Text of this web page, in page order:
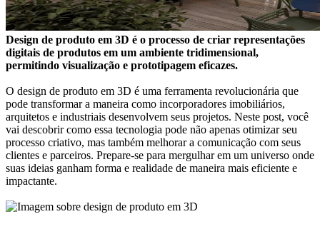
Design de produto em 3D é o processo de criar representações
digitais de produtos em um ambiente tridimensional,
permitindo visualização e prototipagem eficazes.
O design de produto em 3D é uma ferramenta revolucionária que
pode transformar a maneira como incorporadores imobiliários,
arquitetos e industriais desenvolvem seus projetos. Neste post, você
vai descobrir como essa tecnologia pode não apenas otimizar seu
processo criativo, mas também melhorar a comunicação com seus
clientes e parceiros. Prepare-se para mergulhar em um universo onde
suas ideias ganham forma e realidade de maneira mais eficiente e
impactante.